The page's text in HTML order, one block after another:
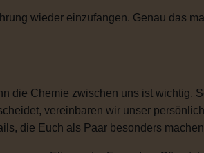
wieder einzufangen. Genau das
die Chemie zwischen uns ist wichtig.
vereinbaren wir unser
die Euch als Paar besonders